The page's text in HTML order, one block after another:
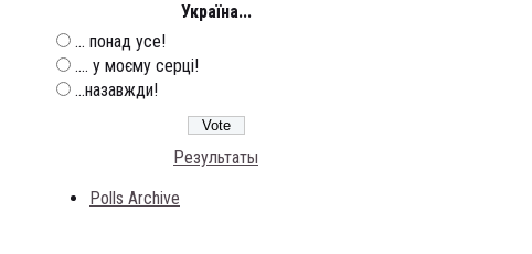
Україна...
... понад усе!
.... у моєму серці!
...назавжди!
Результаты
Polls Archive